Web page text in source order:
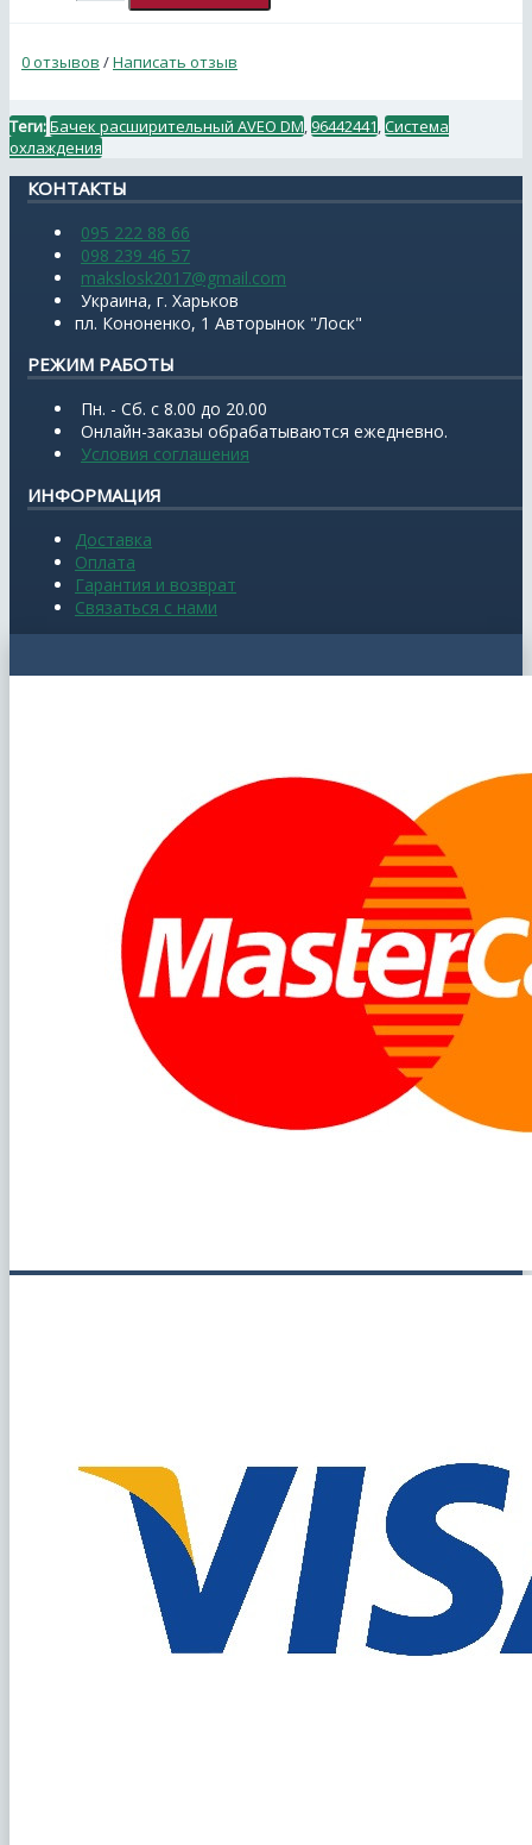
0 отзывов /Написать отзыв
Теги:Бачек расширительный AVEO DM 96442441 Система
охлаждения
КОНТАКТЫ
095 222 88 66
098 239 46 57
makslosk2017@gmail.com
Украина, г. Харьков
пл. Кононенко, 1 Авторынок "Лоск"
РЕЖИМ РАБОТЫ
Пн. - Сб. с 8.00 до 20.00
Онлайн-заказы обрабатываются ежедневно.
Условия соглашения
ИНФОРМАЦИЯ
Доставка
Оплата
Гарантия и возврат
Связаться с нами